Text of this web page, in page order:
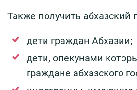
Также получить абхазский
дети граждан Абхазии;
дети, опекунами
граждане абхазского